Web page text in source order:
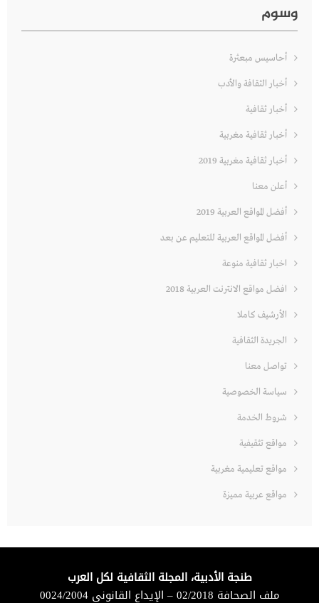
وسوم
أحاسيس مبعثرة
أخبار الثقافة والأدب
أخبار ثقافية
أخبار ثقافية مغربية
أخبار ثقافية مغربية 2019
أعلن معنا
أفضل المواقع العربية 2019
أفضل المواقع العربية للتعليم عن بعد
اخبار ثقافية منوعة
افضل مواقع الانترنت العربية 2018
الأرشيف كاملا
الجريدة الثقافية
تواصل معنا
سياسة الخصوصية
شروط الخدمة
مواقع تثقيفية
مواقع تعليمية مغربية
مواقع عربية مميزة
طنجة الأدبية، المجلة الثقافية لكل العرب
ملف الصحافة 02/2018 – الإيداع القانوني 0024/2004